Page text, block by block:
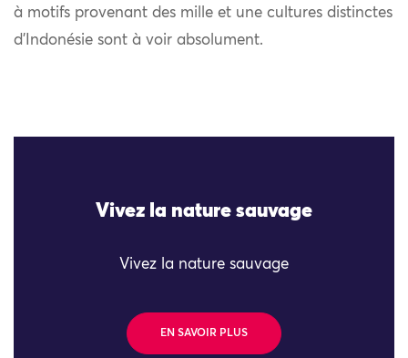
à motifs provenant des mille et une cultures distinctes
d’Indonésie sont à voir absolument.
Vivez la nature sauvage
Vivez la nature sauvage
EN SAVOIR PLUS